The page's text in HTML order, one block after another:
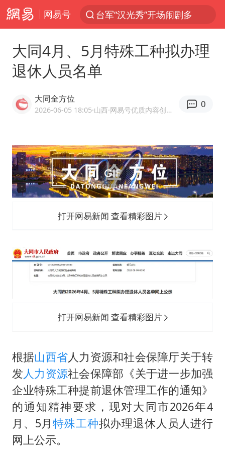
网易号
台军“汉光秀”开场闹剧多
夜幕落下 运动上场
泰交通部副部长回应中国人遭歧视手势
改名后的“青海拉面”店
1岁宝宝碰坏纸巾盒 宝妈被索赔924元
男子结婚8年3个女儿均非亲生
台风白海豚逼近 暴雨大暴雨来袭
“空调24小时开着更省电”不实
男子杀人后逃进深山21年活得像野人
97岁英国奶奶飞上天再破吉尼斯纪录
中国稀土盘中涨停
如何把百年大党建设得更加坚强有力？
大同4月、5月特殊工种拟办理
退休人员名单
大同全方位
2026-06-05 18:05·山西 ·网易号优质内容创作者
0
打开网易新闻 查看精彩图片
打开网易新闻 查看精彩图片
根据山西省人力资源和社会保障厅关于转
发人力资源社会保障部《关于进一步加强
企业特殊工种提前退休管理工作的通知》
的通知精神要求，现对大同市2026年4
月、5月特殊工种拟办理退休人员人进行
网上公示。